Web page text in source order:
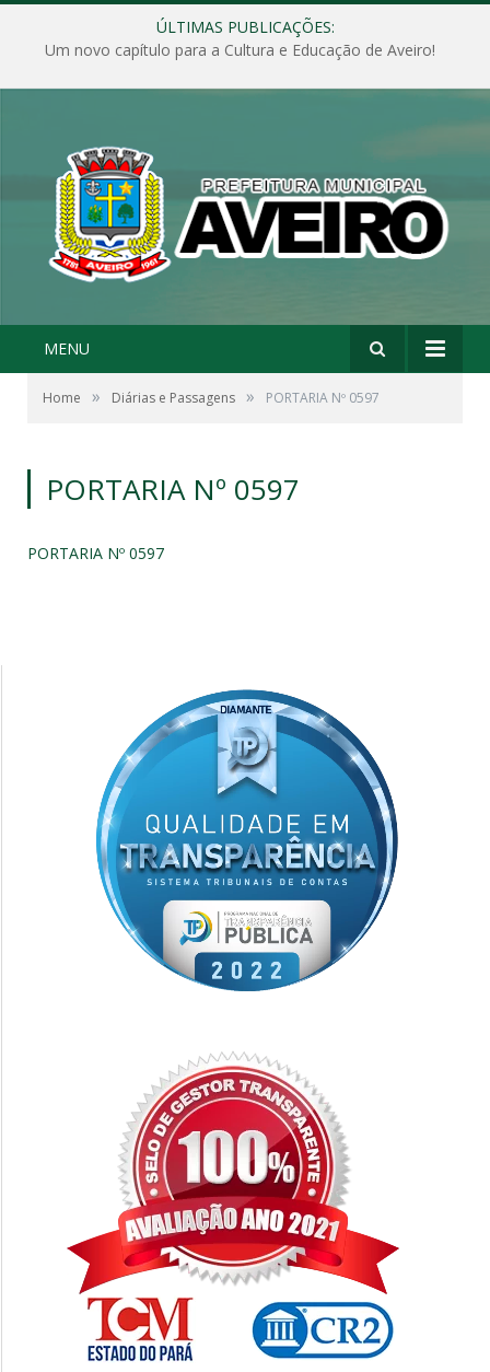
ÚLTIMAS PUBLICAÇÕES:
Um novo capítulo para a Cultura e Educação de Aveiro!
MENU
Home » Diárias e Passagens » PORTARIA Nº 0597
PORTARIA Nº 0597
PORTARIA Nº 0597